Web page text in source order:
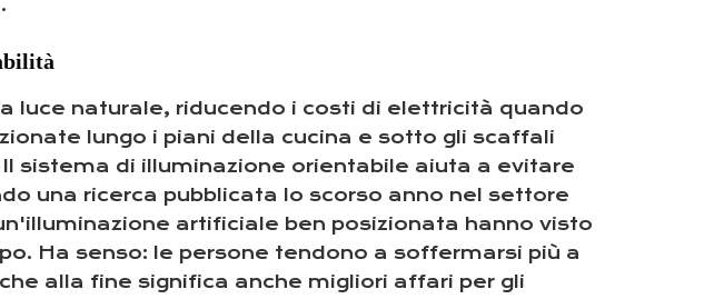
luce naturale, riducendo i costi di elettricità quando
lungo i piani della cucina e sotto gli scaffali
sistema di illuminazione orientabile aiuta a evitare
una ricerca pubblicata lo scorso anno nel settore
artificiale ben posizionata hanno visto
Ha senso: le persone tendono a soffermarsi più a
alla fine significa anche migliori affari per gli